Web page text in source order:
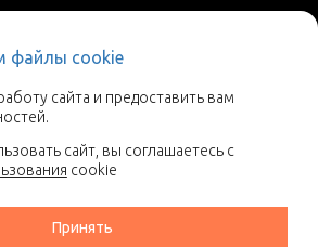
и ЛО
файлы cookie
сайта и предоставить вам
сайт, вы соглашаетесь с
cookie
Принять